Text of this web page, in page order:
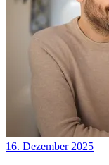
16. Dezember 2025